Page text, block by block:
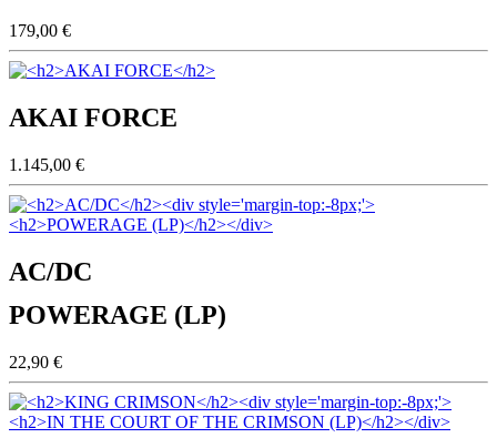
179,00 €
AKAI FORCE
1.145,00 €
AC/DC
POWERAGE (LP)
22,90 €